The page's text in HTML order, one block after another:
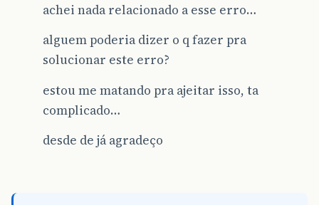
achei nada relacionado a esse erro…
alguem poderia dizer o q fazer pra
solucionar este erro?
estou me matando pra ajeitar isso, ta
complicado…
desde de já agradeço